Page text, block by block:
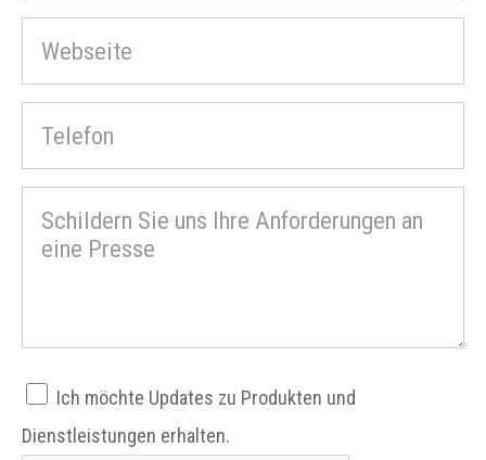
Ich möchte Updates zu Produkten und
Dienstleistungen erhalten.